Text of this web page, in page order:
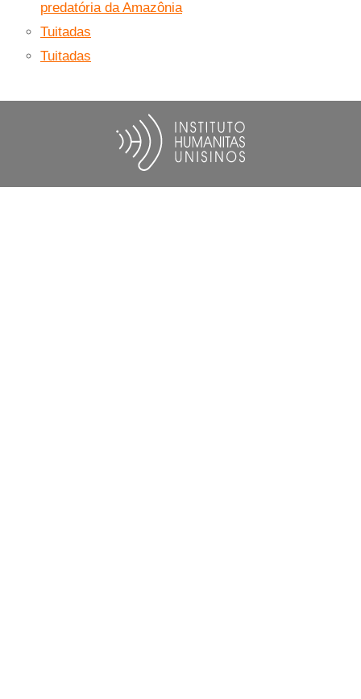
predatória da Amazônia
Tuitadas
Tuitadas